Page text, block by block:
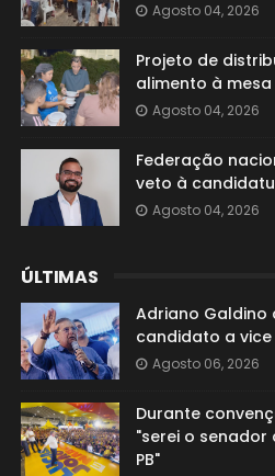
Agosto 04, 2026
Projeto de
alimento à
Agosto 04, 2026
Federação
veto à
Agosto 04, 2026
ÚLTIMAS
Adriano Galdino
candidato a vice
Agosto 06, 2026
Durante
"serei o
PB"